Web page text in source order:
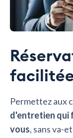
Permettez aux
d'entretien qui
vous, sans va-